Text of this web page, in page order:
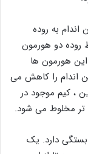
به روده
دو هورمون
هورمون ها
اندام را کاهش می
، کیم موجود در
تر مخلوط می شود.
بستگی دارد. یک